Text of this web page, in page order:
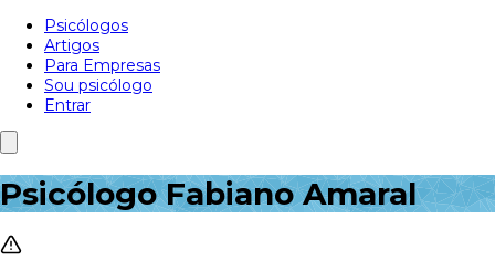
Psicólogos
Artigos
Para Empresas
Sou psicólogo
Entrar
Psicólogo Fabiano Amaral